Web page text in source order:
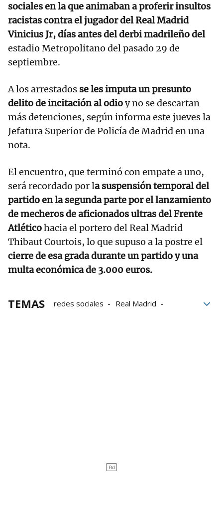
sociales en la que animaban a proferir insultos
racistas contra el jugador del Real Madrid
Vinicius Jr, días antes del derbi madrileño del
estadio Metropolitano del pasado 29 de
septiembre.
A los arrestados se les imputa un presunto
delito de incitación al odioy no se descartan
más detenciones, según informa este jueves la
Jefatura Superior de Policía de Madrid en una
nota.
El encuentro, que terminó con empate a uno,
será recordado por la suspensión temporal del
partido en la segunda parte por el lanzamiento
de mecheros de aficionados ultras del Frente
Atléticohacia el portero del Real Madrid
Thibaut Courtois, lo que supuso a la postre el
cierre de esa grada durante un partido y una
multa económica de 3.000 euros.
TEMAS redes sociales
Real Madrid